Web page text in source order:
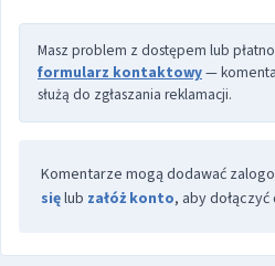
Masz problem z dostępem lub
formularz kontaktowy—
służą do zgłaszania reklamacji.
Komentarze mogą dodawać
sięlub załóż konto, aby